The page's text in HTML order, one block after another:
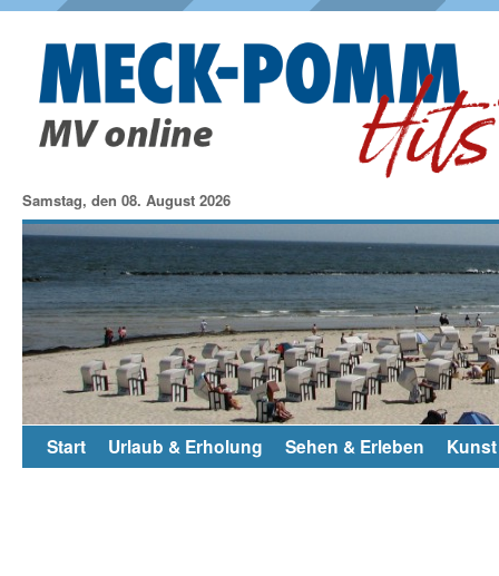
Samstag, den 08. August 2026
Start Urlaub & Erholung Sehen & Erleben